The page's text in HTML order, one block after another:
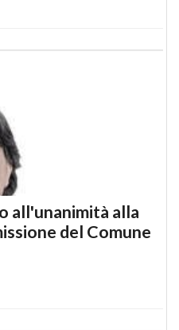
all'unanimità alla
del Comune